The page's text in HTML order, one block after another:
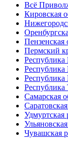
Всё
Кировская
Пензенская
Пермский
Республика
Республика
Самарская
Удмуртская
Чувашская